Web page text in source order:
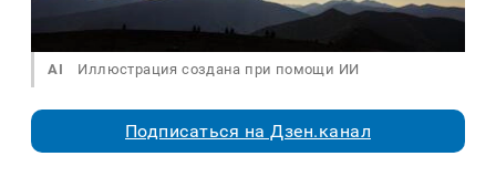
AI Иллюстрация создана при помощи ИИ
Подписаться на Дзен.канал